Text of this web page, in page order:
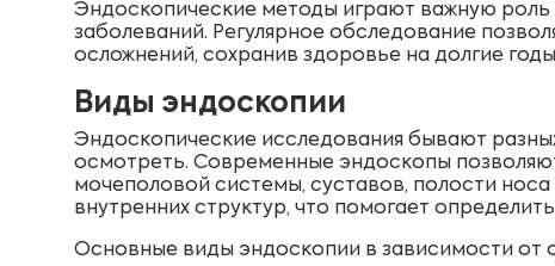
Эндоскопические методы играют важную роль
заболеваний. Регулярное обследование
осложнений, сохранив здоровье на долгие
Виды эндоскопии
Эндоскопические исследования бывают
осмотреть. Современные эндоскопы
мочеполовой системы, суставов, полости
внутренних структур, что помогает
Основные виды эндоскопии в зависимости от